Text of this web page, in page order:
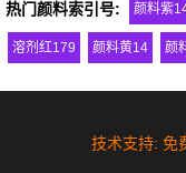
热门颜料索引号: 颜料紫
溶剂红179 颜料黄14 颜
技术支持: 免